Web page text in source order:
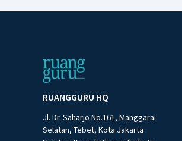
RUANGGURU HQ
Jl. Dr. Saharjo No.161, Manggarai
Selatan, Tebet, Kota Jakarta